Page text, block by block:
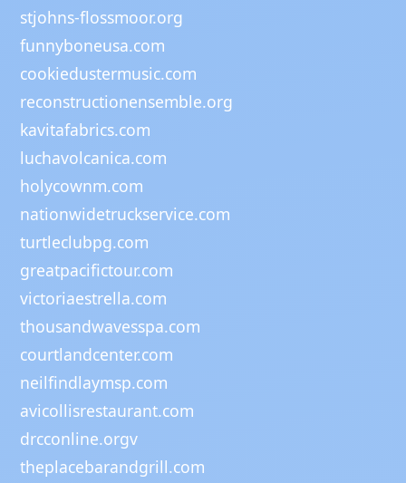
stjohns-flossmoor.org
funnyboneusa.com
cookiedustermusic.com
reconstructionensemble.org
kavitafabrics.com
luchavolcanica.com
holycownm.com
nationwidetruckservice.com
turtleclubpg.com
greatpacifictour.com
victoriaestrella.com
thousandwavesspa.com
courtlandcenter.com
neilfindlaymsp.com
avicollisrestaurant.com
drcconline.orgv
theplacebarandgrill.com